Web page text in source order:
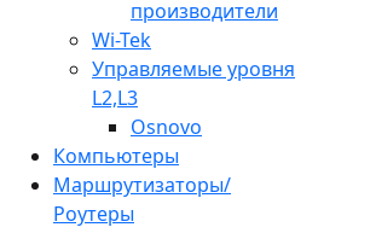
производители
Wi-Tek
Управляемые уровня
L2,L3
Osnovo
Компьютеры
Маршрутизаторы/
Роутеры